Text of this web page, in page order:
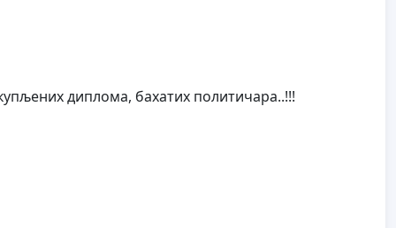
диплома, бахатих политичара..!!!